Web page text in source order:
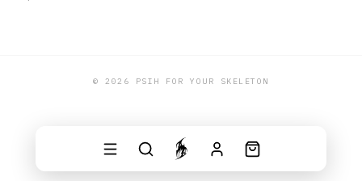
© 2026 PSIH FOR YOUR SKELETON